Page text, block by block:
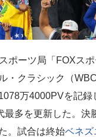
ポーツ局「FOXス
・クラシック（
万4000PVを記
最多を更新した。
。試合は終始ベネズ